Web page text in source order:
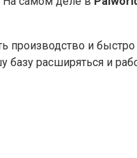
и
базу расширяться и